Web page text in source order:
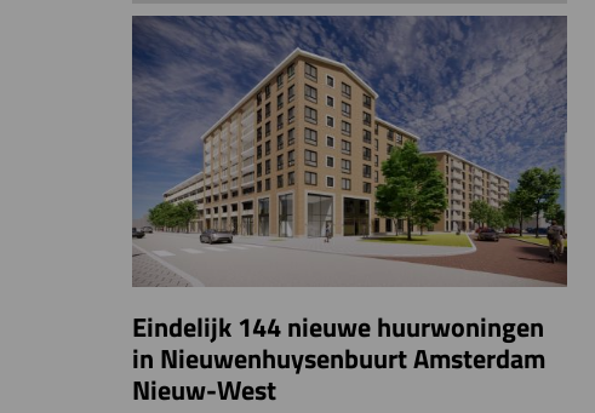
Eindelijk 144 nieuwe huurwoningen
in Nieuwenhuysenbuurt Amsterdam
Nieuw-West